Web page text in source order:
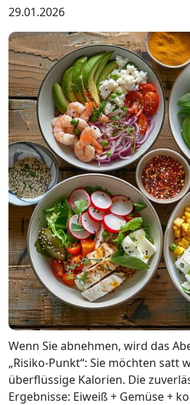
29.01.2026
Wenn Sie abnehmen, wird das
„Risiko-Punkt“: Sie möchten satt
überflüssige Kalorien. Die
Ergebnisse: Eiweiß + Gemüse +